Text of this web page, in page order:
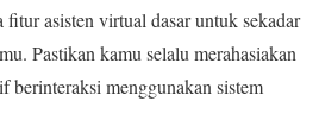
asisten virtual dasar untuk sekadar
Pastikan kamu selalu merahasiakan
berinteraksi menggunakan sistem